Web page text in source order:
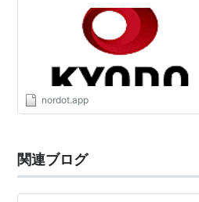
子供が見てるでしょ!（1985年、
男の家庭科（1985年、フジテレ
妻たちの危険な関係（1986年、
女は男をどう変える（1986年、
パパはニュースキャスター（
男たちによろしく（1987年、
nordot.app
関連ブログ